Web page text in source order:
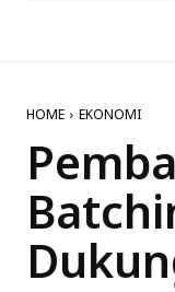
HOME EKONOMI